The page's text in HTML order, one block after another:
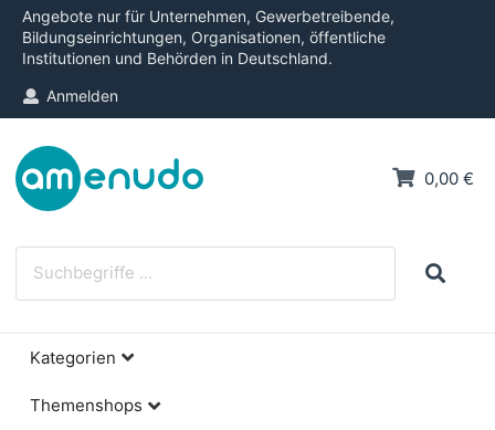
Angebote nur für Unternehmen, Gewerbetreibende,
Bildungseinrichtungen, Organisationen, öffentliche
Institutionen und Behörden in Deutschland.
Anmelden
0,00 €
Kategorien
Themenshops